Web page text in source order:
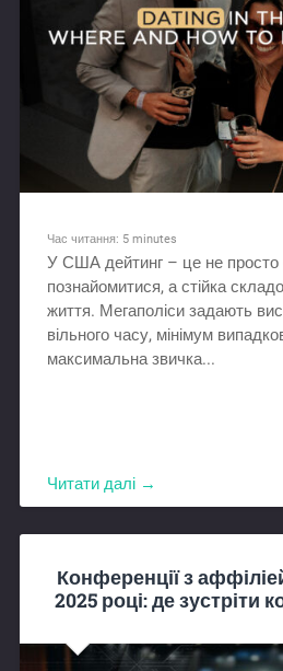
Час читання: 5 minutes
У США дейтинг – це не просто
познайомитися, а стійка
життя. Мегаполіси задають
вільного часу, мінімум
максимальна звичка...
Читати далі →
Конференції з
2025 році: де зустріти